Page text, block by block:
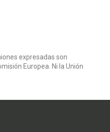
expresadas son
Europea. Ni la Unión